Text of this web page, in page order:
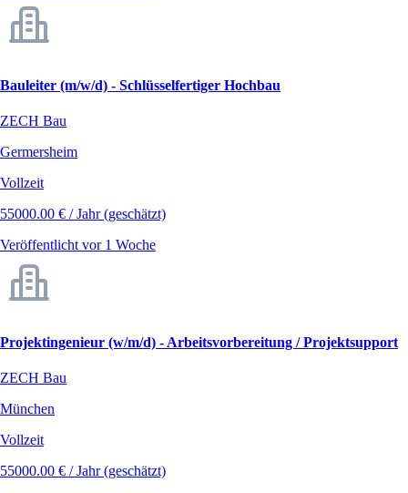
Bauleiter (m/w/d) - Schlüsselfertiger Hochbau
ZECH Bau
Germersheim
Vollzeit
55000.00 € / Jahr (geschätzt)
Veröffentlicht vor 1 Woche
Projektingenieur (w/m/d) - Arbeitsvorbereitung / Projektsupport
ZECH Bau
München
Vollzeit
55000.00 € / Jahr (geschätzt)